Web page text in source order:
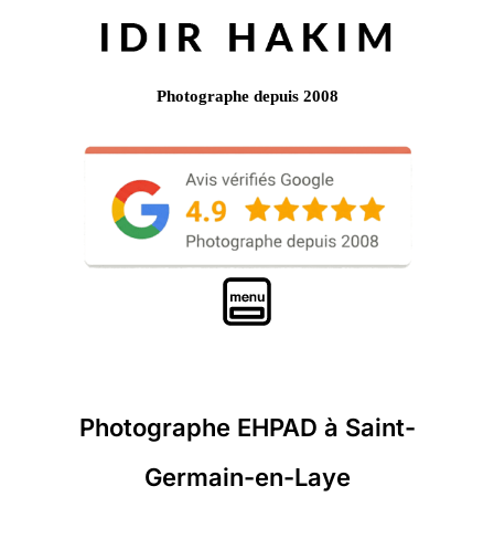
Photographe depuis 2008
Photographe EHPAD à Saint-
Germain-en-Laye